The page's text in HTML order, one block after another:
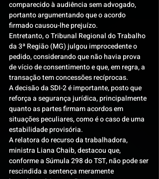
comparecido à audiência sem advogado,
portanto argumentando que o acordo
firmado causou-lhe prejuízo.
Entretanto, o Tribunal Regional do Trabalho
da 3ª Região (MG) julgou improcedente o
pedido, considerando que não havia prova
de vício de consentimento e que, em regra, a
transação tem concessões recíprocas.
A decisão da SDI-2 é importante, posto que
reforça a segurança jurídica, principalmente
quanto as partes firmam acordos em
situações peculiares, como é o caso de uma
estabilidade provisória.
A relatora do recurso da trabalhadora,
ministra Liana Chaib, destacou que,
conforme a Súmula 298 do TST, não pode ser
rescindida a sentença meramente